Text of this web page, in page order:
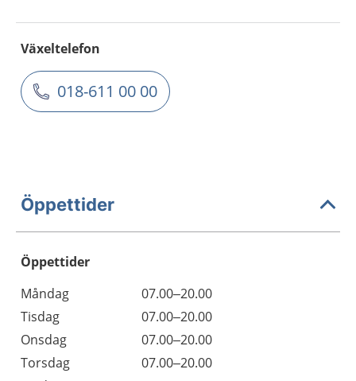
Växeltelefon
018-611 00 00
Öppettider
Öppettider
Dag
Öppettider
Kommentarer
Måndag
07.00–20.00
Tisdag
07.00–20.00
Onsdag
07.00–20.00
Torsdag
07.00–20.00